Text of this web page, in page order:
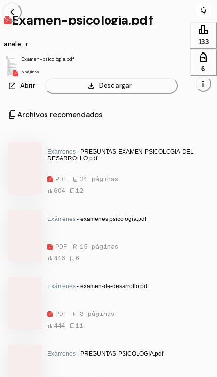
chevron_left
Examen-psicologia.pdf
anele_r
Examen-psicologia.pdf
5 páginas
open_in_new Abrir download Descargar
leaderboard
133
personal_bag
6
more_vert
content_copy Archivos recomendados
Exámenes - PREGUNTAS-EXAMEN-PSICOLOGIA-DEL-
DESARROLLO.pdf
PDF
21 páginas
604
12
Exámenes - examenes psicologia.pdf
PDF
15 páginas
416
6
Exámenes - examen-de-desarrollo.pdf
PDF
3 páginas
444
11
Exámenes - PREGUNTAS-PSICOLOGIA.pdf